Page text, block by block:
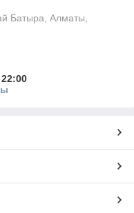
Батыра, Алматы,